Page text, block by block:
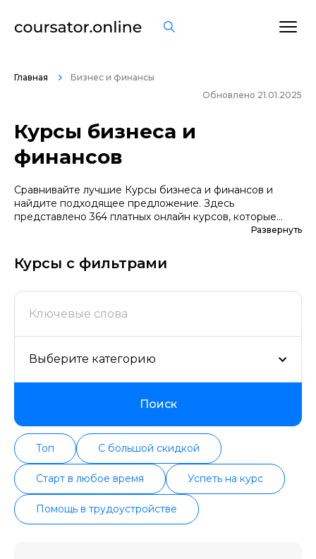
Главная
Бизнес и финансы
Обновлено 21.01.2025
Курсы бизнеса и
финансов
Сравнивайте лучшие Курсы бизнеса и финансов и
найдите подходящее предложение. Здесь
представлено 364 платных онлайн курсов, которые
помогут вам стать грамотными специалистами. А если
попробуйте бесплатные варианты. Большой выбор
обучающих программ по цене, продолжительности,
поддерживаем информацию о всех курсах
проверенных школ в актуальном состоянии.
Развернуть
Курсы с фильтрами
Выберите категорию
Поиск
Топ С большой скидкой
Старт в любое время Успеть на курс
Помощь в трудоустройстве